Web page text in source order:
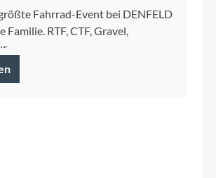
Fahrrad-Event bei DENFELD
Familie. RTF, CTF, Gravel,